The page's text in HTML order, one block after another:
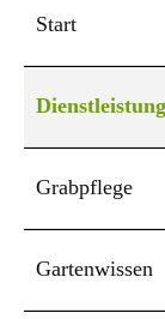
Start
Grabpflege
Gartenwissen